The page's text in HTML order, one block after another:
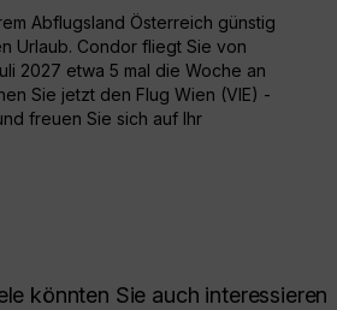
Abflugsland Österreich günstig
Urlaub. Condor fliegt Sie von
2027 etwa 5 mal die Woche an
Sie jetzt den Flug Wien (VIE) -
freuen Sie sich auf Ihr
könnten Sie auch interessieren